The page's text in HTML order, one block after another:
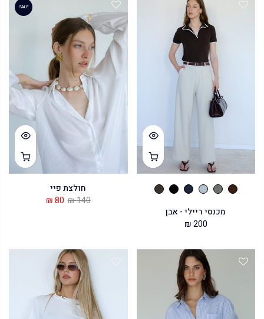
מכנסי ריילי - אבן
200 ₪
SALE
חולצת פיי
140 ₪
80 ₪